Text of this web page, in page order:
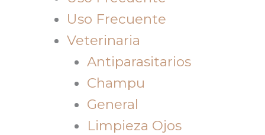
Uso Frecuente
Veterinaria
Antiparasitarios
Champu
General
Limpieza Ojos